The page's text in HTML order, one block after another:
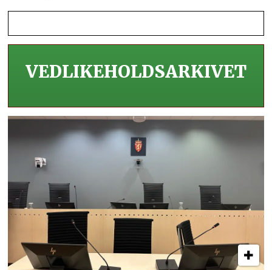
VEDLIKEHOLDS­ARKIVET